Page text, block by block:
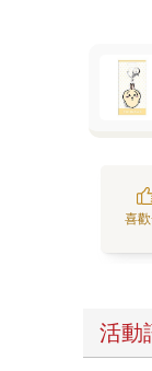
喜
活動